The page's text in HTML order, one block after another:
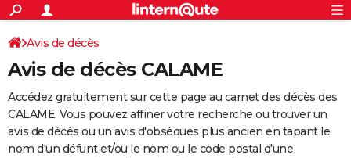
ACTUALITÉS
Politique
Société
Faits Divers
Education
Monde
Villes
+
SPORT
Coupe du monde 2026
Football
Tennis
Cyclisme
Rugby
Forum
Programme TV
TNT
Streaming
Cinéma
Sorties cinéma
Musique
+
FINANCE
Retraite
Epargne
Immobilier
Risques naturels par ville
Banque
Assurance
AUTO
Avis de décès
Avis de décès CALAME
Accédez gratuitement sur cette page au carnet des décès des
CALAME. Vous pouvez affiner votre recherche ou trouver un
avis de décès ou un avis d'obsèques plus ancien en tapant le
nom d'un défunt et/ou le nom ou le code postal d'une